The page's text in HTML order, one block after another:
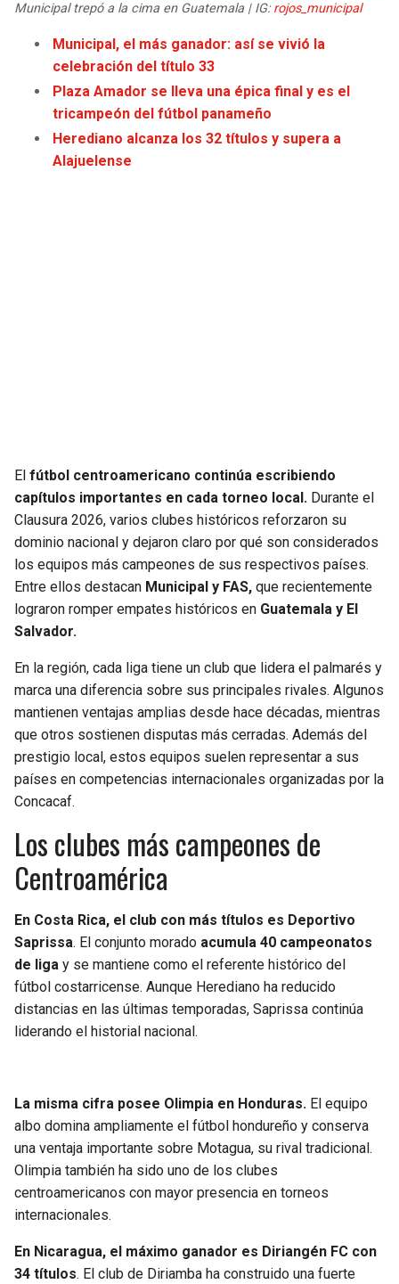
JAGUARS
TITANS
COWBOYS
GIANTS
BEARS
LIONS
PACKERS
VIKINGS
FALCONS
PANTHERS
SAINTS
BUCCANEERS
WIZARDS
WARRIORS
CLIPPERS
LAKERS
SPURS
NUGGETS
TIMBERWOLVES
THUNDER
TRAIL BLAZERS
JAZZ
Municipal trepó a la cima en Guatemala | IG: rojos_municipal
Municipal, el más ganador: así se vivió la
celebración del título 33
Plaza Amador se lleva una épica final y es el
tricampeón del fútbol panameño
Herediano alcanza los 32 títulos y supera a
Alajuelense
El fútbol centroamericano continúa escribiendo
capítulos importantes en cada torneo local. Durante el
Clausura 2026, varios clubes históricos reforzaron su
dominio nacional y dejaron claro por qué son considerados
los equipos más campeones de sus respectivos países.
Entre ellos destacan Municipal y FAS, que recientemente
lograron romper empates históricos en Guatemala y El
Salvador.
En la región, cada liga tiene un club que lidera el palmarés y
marca una diferencia sobre sus principales rivales. Algunos
mantienen ventajas amplias desde hace décadas, mientras
que otros sostienen disputas más cerradas. Además del
prestigio local, estos equipos suelen representar a sus
países en competencias internacionales organizadas por la
Concacaf.
Los clubes más campeones de
Centroamérica
En Costa Rica, el club con más títulos es Deportivo
Saprissa. El conjunto morado acumula 40 campeonatos
de liga y se mantiene como el referente histórico del
fútbol costarricense. Aunque Herediano ha reducido
distancias en las últimas temporadas, Saprissa continúa
liderando el historial nacional.
La misma cifra posee Olimpia en Honduras. El equipo
albo domina ampliamente el fútbol hondureño y conserva
una ventaja importante sobre Motagua, su rival tradicional.
Olimpia también ha sido uno de los clubes
centroamericanos con mayor presencia en torneos
internacionales.
En Nicaragua, el máximo ganador es Diriangén FC con
34 títulos. El club de Diriamba ha construido una fuerte